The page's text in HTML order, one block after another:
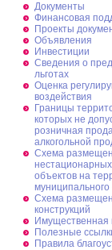
Документы
Финансовая
Проекты
Объявления
Инвестиции
Сведения о
льготах
Оценка
воздействия
Границы
которых не
розничная
алкогольной
Схема
объектов на
Схема
конструкций
Имущественная
Полезные
Правила